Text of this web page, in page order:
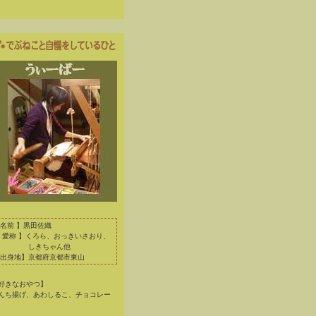
名前 】黒田佐織
愛称 】くろら、おっきいさおり、
きちゃん他
出身地】京都府京都市東山
きなおやつ】
ち揚げ、あわしるこ、チョコレー